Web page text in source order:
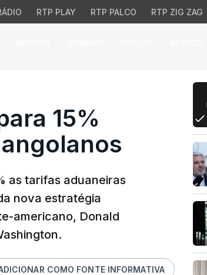
RTP PLAY RTP PALCO RTP ZIG ZAG
15% tarifas
15%
as tarifas aduaneiras
nova estratégia
americano, Donald
COMO FONTE INFORMATIVA